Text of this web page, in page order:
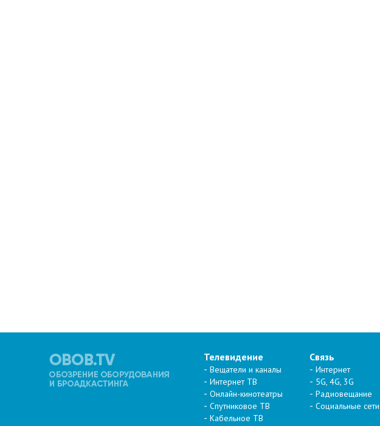
Телевидение
Вещатели и каналы
Интернет ТВ
Онлайн-кинотеатры
Спутниковое ТВ
Кабельное ТВ
Связь
Интернет
5G, 4G, 3G
Радиовещание
Социальные сети